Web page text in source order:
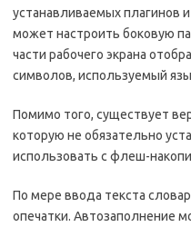
устанавливаемых плагинов
может настроить боковую
части рабочего экрана
символов, используемый
Помимо того, существует
которую не обязательно
использовать с флеш-
По мере ввода текста
опечатки. Автозаполнение